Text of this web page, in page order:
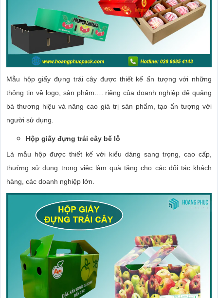
Mẫu hộp giấy đựng trái cây được thiết kế ấn tượng với những
thông tin về logo, sản phẩm…. riêng của doanh nghiệp để quảng
bá thương hiệu và nâng cao giá trị sản phẩm, tạo ấn tượng với
người sử dụng.
Hộp giấy đựng trái cây bế lỗ
Là mẫu hộp được thiết kế với kiểu dáng sang trọng, cao cấp,
thường sử dụng trong việc làm quà tặng cho các đối tác khách
hàng, các doanh nghiệp lớn.